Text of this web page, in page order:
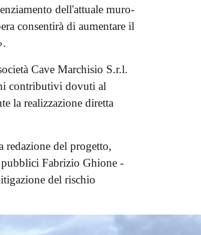
dell'attuale muro-
consentirà di aumentare il
Cave Marchisio S.r.l.
contributivi dovuti al
la realizzazione diretta
redazione del progetto,
pubblici Fabrizio Ghione -
del rischio